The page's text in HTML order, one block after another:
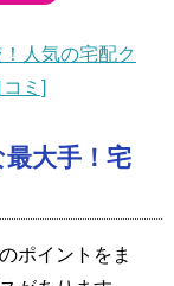
人気の宅配ク
ミ]
大手！宅
ポイントをま